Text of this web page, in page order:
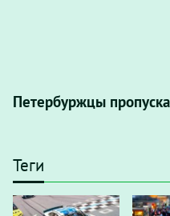
Петербуржцы
Теги